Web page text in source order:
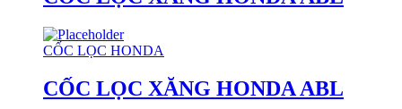
CỐC LỌC HONDA
CỐC LỌC XĂNG HONDA ABL